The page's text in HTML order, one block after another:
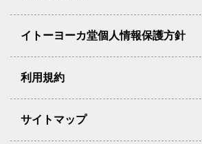
イトーヨーカ堂個人情報保護方針
利用規約
サイトマップ